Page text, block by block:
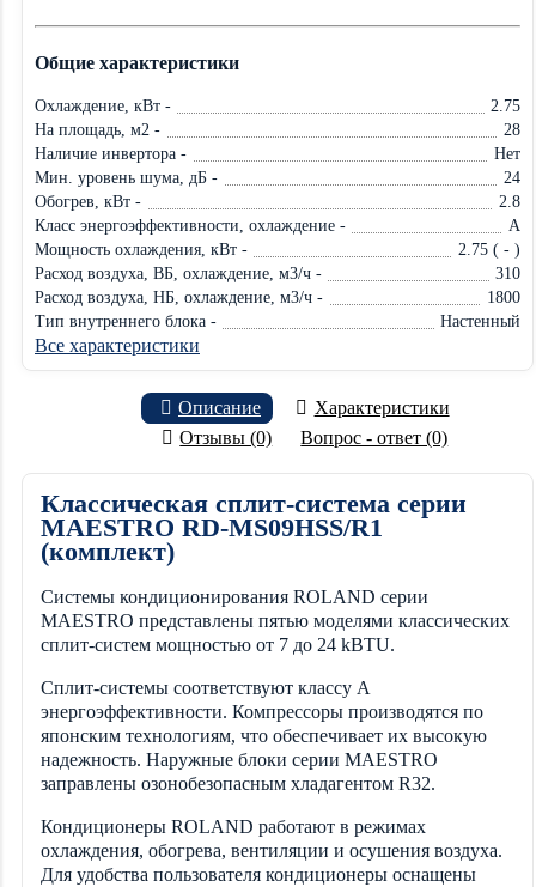
Общие характеристики
Охлаждение, кВт -
2.75
На площадь, м2 -
28
Наличие инвертора -
Нет
Мин. уровень шума, дБ -
24
Обогрев, кВт -
2.8
Класс энергоэффективности, охлаждение -
A
Мощность охлаждения, кВт -
2.75 ( - )
Расход воздуха, ВБ, охлаждение, м3/ч -
310
Расход воздуха, НБ, охлаждение, м3/ч -
1800
Тип внутреннего блока -
Настенный
Все характеристики
Описание
Характеристики
Отзывы (0)
Вопрос - ответ (0)
Классическая сплит-система серии
MAESTRO RD-MS09HSS/R1
(комплект)
Системы кондиционирования ROLAND серии
MAESTRO представлены пятью моделями классических
сплит-систем мощностью от 7 до 24 kBTU.
Сплит-системы соответствуют классу А
энергоэффективности. Компрессоры производятся по
японским технологиям, что обеспечивает их высокую
надежность. Наружные блоки серии MAESTRO
заправлены озонобезопасным хладагентом R32.
Кондиционеры ROLAND работают в режимах
охлаждения, обогрева, вентиляции и осушения воздуха.
Для удобства пользователя кондиционеры оснащены